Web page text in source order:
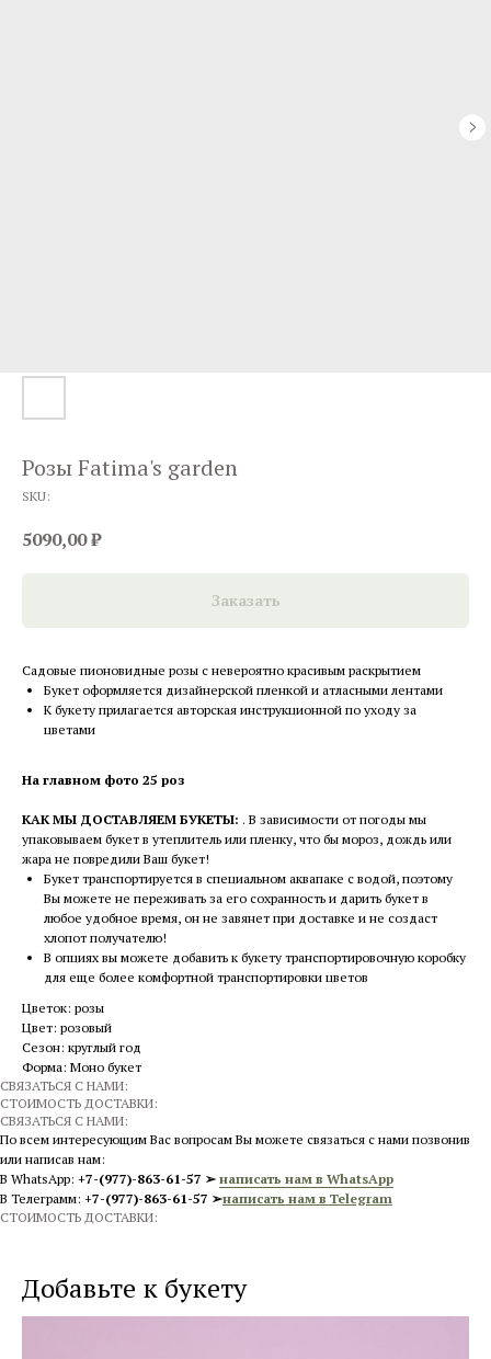
Розы Fatima's garden
SKU:
5090,00₽
Заказать
Садовые пионовидные розы с невероятно красивым раскрытием
Букет оформляется дизайнерской пленкой и атласными лентами
К букету прилагается авторская инструкционной по уходу за
цветами
На главном фото 25 роз
КАК МЫ ДОСТАВЛЯЕМ БУКЕТЫ: . В зависимости от погоды мы
упаковываем букет в утеплитель или пленку, что бы мороз, дождь или
жара не повредили Ваш букет!
Букет транспортируется в специальном аквапаке с водой, поэтому
Вы можете не переживать за его сохранность и дарить букет в
любое удобное время, он не завянет при доставке и не создаст
хлопот получателю!
В опциях вы можете добавить к букету транспортировочную коробку
для еще более комфортной транспортировки цветов
Цветок: розы
Цвет: розовый
Сезон: круглый год
Форма: Моно букет
СВЯЗАТЬСЯ С НАМИ:
СТОИМОСТЬ ДОСТАВКИ:
СВЯЗАТЬСЯ С НАМИ:
По всем интересующим Вас вопросам Вы можете связаться с нами позвонив
или написав нам:
В WhatsApp: +7-(977)-863-61-57 ➢ написать нам в WhatsApp
В Телеграмм: +7-(977)-863-61-57 ➢написать нам в Telegram
СТОИМОСТЬ ДОСТАВКИ:
Добавьте к букету